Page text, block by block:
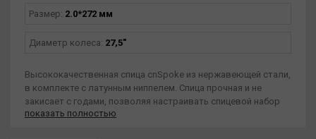
Размер: 2.0*272 мм
Диаметр колеса: 27,5"
Высококачественная спица cnSpoke из нержавеющей стали,
в комплекте с латунным ниппелем. Спица прочная и не
закисает с годами, позволяя настраивать спицевой набор
колеса в случае необходимости. Диаметр 2.0 мм, длина 272
показать полностью